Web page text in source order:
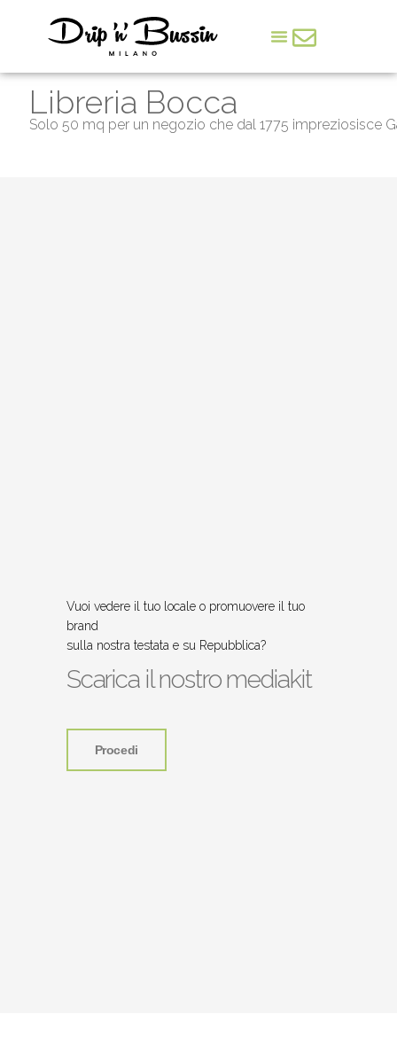
Deodato Arte
Libreria Bocca
Solo 50 mq per un negozio che dal 1775 impreziosisce
Vuoi vedere il tuo locale o promuovere il tuo
brand
sulla nostra testata e su Repubblica?
Scarica il nostro mediakit
Procedi